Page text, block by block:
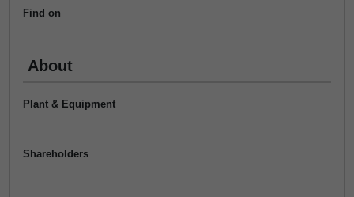
Find on
About
Plant & Equipment
Shareholders